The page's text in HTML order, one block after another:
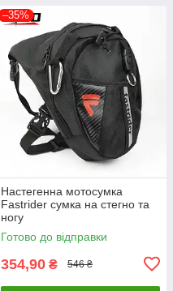
–35%
Настегенна мотосумка
Fastrider сумка на стегно та
ногу
Готово до відправки
354,90 ₴ 546 ₴